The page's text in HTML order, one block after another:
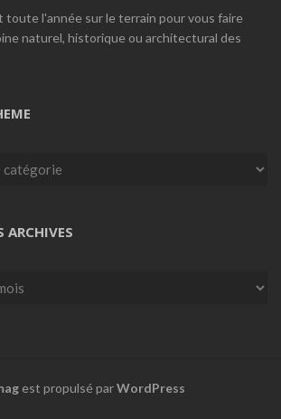
toute l'année sur le terrain pour vous faire
naturel, historique ou architectural des
ARCHIVES
est propulsé parWordPress